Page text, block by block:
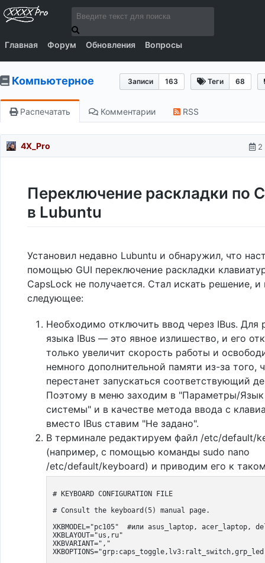
Главная Форум Обновления Вопросы
Записи 163 Теги 68
Компьютерное
Распечатать Комментарии RSS
4X_Pro 2
Переключение раскладки по
в Lubuntu
Установил недавно Lubuntu и обнаружил, что
помощью GUI переключение раскладки
CapsLock не получается. Стал искать решение, и
следующее:
Необходимо отключить ввод через IBus. Для
языка IBus — это явное излишество, и его
только увеличит скорость работы и
немного дополнительной памяти из-за того,
перестанет запускаться соответствующий
Поэтому в меню заходим в "Параметры/Язык
системы" и в качестве метода ввода с
вместо IBus ставим "Не задано".
В терминале редактируем файл /etc/default/
(например, с помощью команды sudo nano
/etc/default/keyboard) и приводим его к
# KEYBOARD CONFIGURATION FILE
# Consult the keyboard(5) manual page.
XKBMODEL="pc105"  #или asus_laptop, acer_laptop,
XKBLAYOUT="us,ru"
XKBVARIANT=","